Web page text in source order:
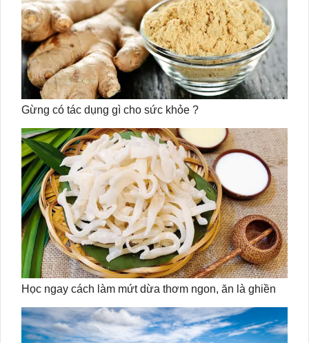
Gừng có tác dụng gì cho sức khỏe ?
Học ngay cách làm mứt dừa thơm ngon, ăn là ghiền